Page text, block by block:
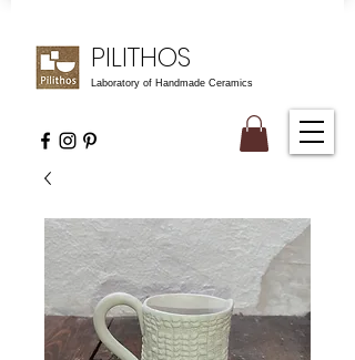
PILITHOS
Laboratory of Handmade Ceramics